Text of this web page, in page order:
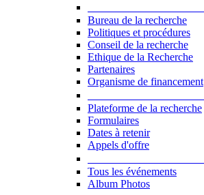
Bureau de la recherche
Politiques et procédures
Conseil de la recherche
Ethique de la Recherche
Partenaires
Organisme de financement
Plateforme de la recherche
Formulaires
Dates à retenir
Appels d'offre
Tous les événements
Album Photos